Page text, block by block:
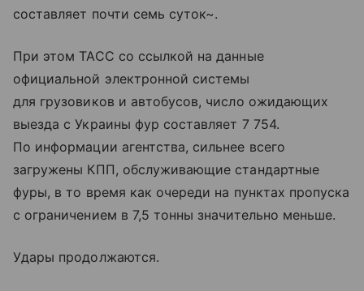
составляет почти семь суток~.
При этом ТАСС со ссылкой на данные
официальной электронной системы
для грузовиков и автобусов, число ожидающих
выезда с Украины фур составляет 7 754.
По информации агентства, сильнее всего
загружены КПП, обслуживающие стандартные
фуры, в то время как очереди на пунктах пропуска
с ограничением в 7,5 тонны значительно меньше.
Удары продолжаются.